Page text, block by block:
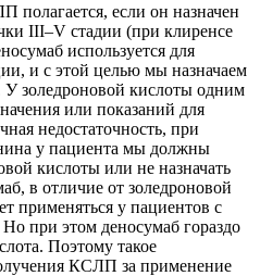
если он назначен
III–V стадии (при клиренсе
используется для
и с этой целью мы назначаем
У золедроновой кислоты одним
или показаний для
недостаточность, при
у пациента мы должны
кислоты или не назначать
в отличие от золедроновой
применяться у пациентов с
при этом деносумаб гораздо
Поэтому такое
КСЛП за применение